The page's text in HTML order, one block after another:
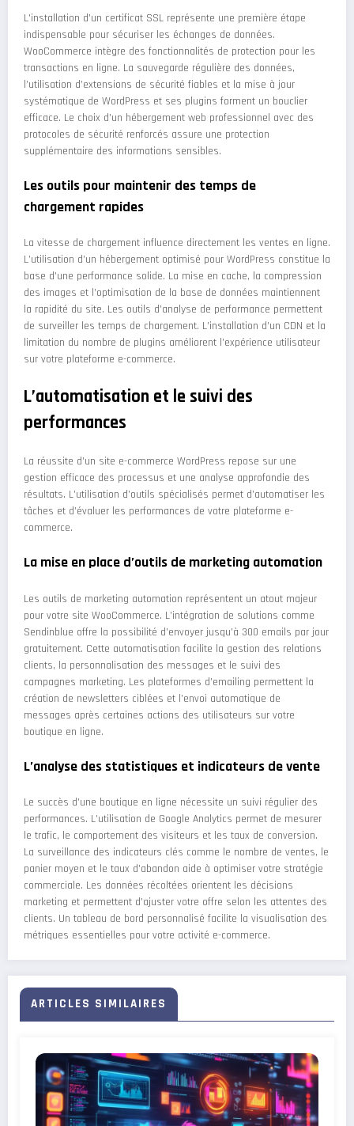
L’installation d’un certificat SSL représente une première étape
indispensable pour sécuriser les échanges de données.
WooCommerce intègre des fonctionnalités de protection pour les
transactions en ligne. La sauvegarde régulière des données,
l’utilisation d’extensions de sécurité fiables et la mise à jour
systématique de WordPress et ses plugins forment un bouclier
efficace. Le choix d’un hébergement web professionnel avec des
protocoles de sécurité renforcés assure une protection
supplémentaire des informations sensibles.
Les outils pour maintenir des temps de
chargement rapides
La vitesse de chargement influence directement les ventes en ligne.
L’utilisation d’un hébergement optimisé pour WordPress constitue la
base d’une performance solide. La mise en cache, la compression
des images et l’optimisation de la base de données maintiennent
la rapidité du site. Les outils d’analyse de performance permettent
de surveiller les temps de chargement. L’installation d’un CDN et la
limitation du nombre de plugins améliorent l’expérience utilisateur
sur votre plateforme e-commerce.
L’automatisation et le suivi des
performances
La réussite d’un site e-commerce WordPress repose sur une
gestion efficace des processus et une analyse approfondie des
résultats. L’utilisation d’outils spécialisés permet d’automatiser les
tâches et d’évaluer les performances de votre plateforme e-
commerce.
La mise en place d’outils de marketing automation
Les outils de marketing automation représentent un atout majeur
pour votre site WooCommerce. L’intégration de solutions comme
Sendinblue offre la possibilité d’envoyer jusqu’à 300 emails par jour
gratuitement. Cette automatisation facilite la gestion des relations
clients, la personnalisation des messages et le suivi des
campagnes marketing. Les plateformes d’emailing permettent la
création de newsletters ciblées et l’envoi automatique de
messages après certaines actions des utilisateurs sur votre
boutique en ligne.
L’analyse des statistiques et indicateurs de vente
Le succès d’une boutique en ligne nécessite un suivi régulier des
performances. L’utilisation de Google Analytics permet de mesurer
le trafic, le comportement des visiteurs et les taux de conversion.
La surveillance des indicateurs clés comme le nombre de ventes, le
panier moyen et le taux d’abandon aide à optimiser votre stratégie
commerciale. Les données récoltées orientent les décisions
marketing et permettent d’ajuster votre offre selon les attentes des
clients. Un tableau de bord personnalisé facilite la visualisation des
métriques essentielles pour votre activité e-commerce.
ARTICLES SIMILAIRES